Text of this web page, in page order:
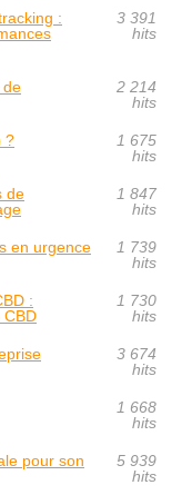
:
3 391
hits
de
2 214
hits
?
1 675
hits
de
1 847
hits
en urgence
1 739
hits
:
CBD
1 730
hits
3 674
hits
1 668
hits
pour son
5 939
hits